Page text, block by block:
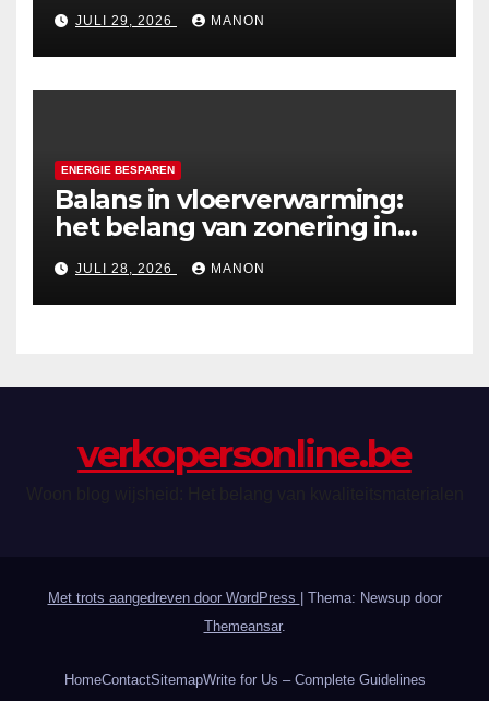
JULI 29, 2026 MANON
ENERGIE BESPAREN
Balans in vloerverwarming:
het belang van zonering in
de zomer
JULI 28, 2026 MANON
verkopersonline.be
Met trots aangedreven door WordPress
Thema: Newsup door
Themeansar.
HomeContactSitemapWrite for Us – Complete Guidelines